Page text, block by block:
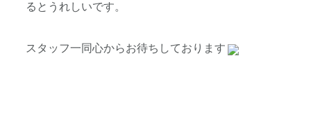
るとうれしいです。
スタッフ一同心からお待ちしております